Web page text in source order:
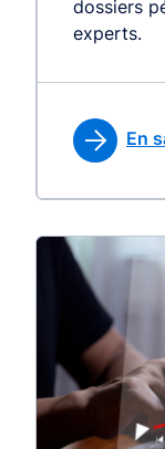
dossiers
experts.
En